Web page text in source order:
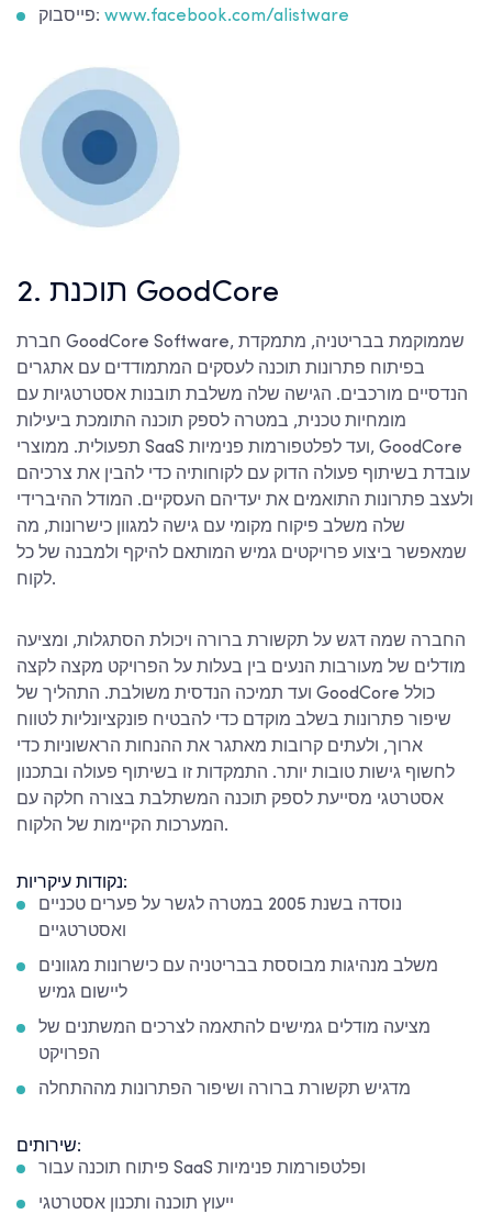
פייסבוק: www.facebook.com/alistware
2. תוכנת GoodCore
חברת GoodCore Software, שממוקמת בבריטניה, מתמקדת
בפיתוח פתרונות תוכנה לעסקים המתמודדים עם אתגרים
הנדסיים מורכבים. הגישה שלה משלבת תובנות אסטרטגיות עם
מומחיות טכנית, במטרה לספק תוכנה התומכת ביעילות
תפעולית. ממוצרי SaaS ועד לפלטפורמות פנימיות, GoodCore
עובדת בשיתוף פעולה הדוק עם לקוחותיה כדי להבין את צרכיהם
ולעצב פתרונות התואמים את יעדיהם העסקיים. המודל ההיברידי
שלה משלב פיקוח מקומי עם גישה למגוון כישרונות, מה
שמאפשר ביצוע פרויקטים גמיש המותאם להיקף ולמבנה של כל
לקוח.
החברה שמה דגש על תקשורת ברורה ויכולת הסתגלות, ומציעה
מודלים של מעורבות הנעים בין בעלות על הפרויקט מקצה לקצה
ועד תמיכה הנדסית משולבת. התהליך של GoodCore כולל
שיפור פתרונות בשלב מוקדם כדי להבטיח פונקציונליות לטווח
ארוך, ולעתים קרובות מאתגר את ההנחות הראשוניות כדי
לחשוף גישות טובות יותר. התמקדות זו בשיתוף פעולה ובתכנון
אסטרטגי מסייעת לספק תוכנה המשתלבת בצורה חלקה עם
המערכות הקיימות של הלקוח.
נקודות עיקריות:
נוסדה בשנת 2005 במטרה לגשר על פערים טכניים
ואסטרטגיים
משלב מנהיגות מבוססת בבריטניה עם כישרונות מגוונים
ליישום גמיש
מציעה מודלים גמישים להתאמה לצרכים המשתנים של
הפרויקט
מדגיש תקשורת ברורה ושיפור הפתרונות מההתחלה
שירותים:
פיתוח תוכנה עבור SaaS ופלטפורמות פנימיות
ייעוץ תוכנה ותכנון אסטרטגי